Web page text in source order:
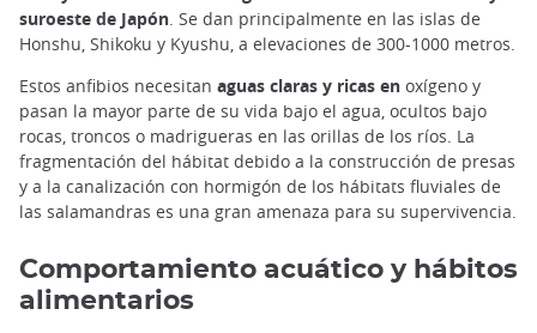
suroeste de Japón . Se dan principalmente en las islas de
Honshu, Shikoku y Kyushu, a elevaciones de 300-1000 metros.
Estos anfibios necesitan aguas claras y ricas en oxígeno y
pasan la mayor parte de su vida bajo el agua, ocultos bajo
rocas, troncos o madrigueras en las orillas de los ríos. La
fragmentación del hábitat debido a la construcción de presas
y a la canalización con hormigón de los hábitats fluviales de
las salamandras es una gran amenaza para su supervivencia.
Comportamiento acuático y hábitos
alimentarios